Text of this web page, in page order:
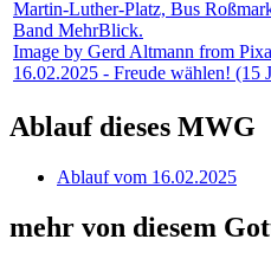
Image by Gerd Altmann from
16.02.2025 - Freude wählen! (15
Ablauf dieses MWG
Ablauf vom 16.02.2025
mehr von diesem